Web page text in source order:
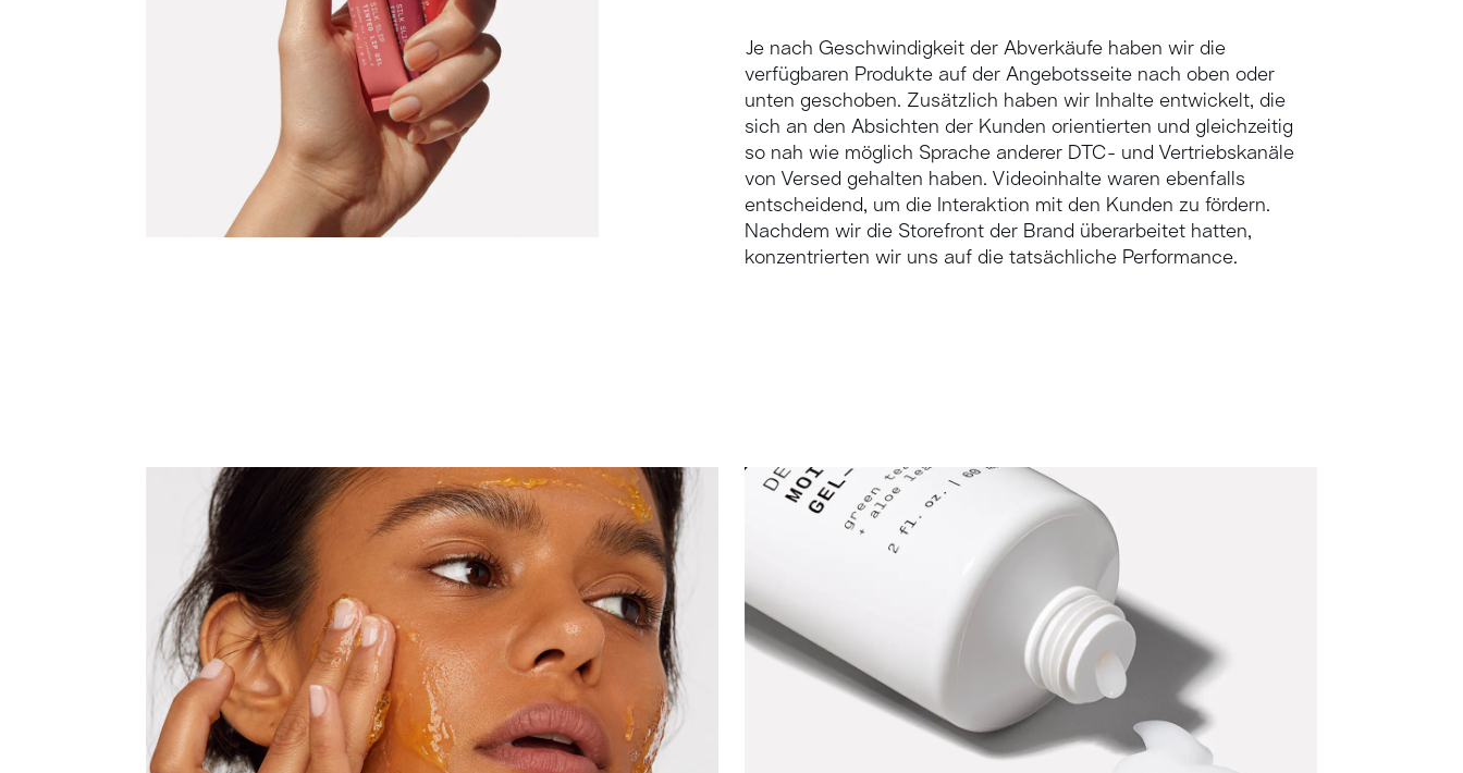
Je nach Geschwindigkeit der Abverkäufe haben wir die
verfügbaren Produkte auf der Angebotsseite nach oben oder
unten geschoben. Zusätzlich haben wir Inhalte entwickelt, die
sich an den Absichten der Kunden orientierten und gleichzeitig
so nah wie möglich Sprache anderer DTC- und Vertriebskanäle
von Versed gehalten haben. Videoinhalte waren ebenfalls
entscheidend, um die Interaktion mit den Kunden zu fördern.
Nachdem wir die Storefront der Brand überarbeitet hatten,
konzentrierten wir uns auf die tatsächliche Performance.